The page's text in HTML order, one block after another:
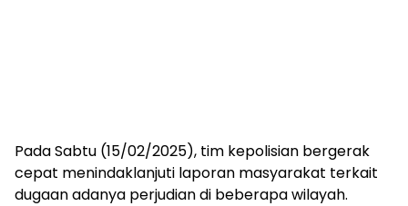
Pada Sabtu (15/02/2025), tim kepolisian bergerak
cepat menindaklanjuti laporan masyarakat terkait
dugaan adanya perjudian di beberapa wilayah.